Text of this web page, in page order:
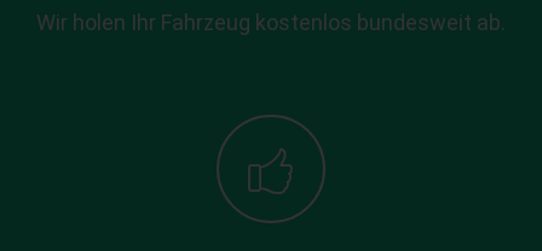
Wir holen Ihr Fahrzeug kostenlos bundesweit ab.